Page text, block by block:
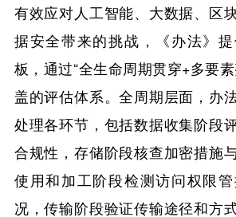
有效应对人工智能、大数据、区
据安全带来的挑战，《办法》
板，通过“全生命周期贯穿+多要
盖的评估体系。全周期层面，办
处理各环节，包括数据收集阶段
合规性，存储阶段核查加密措施
使用和加工阶段检测访问权限
况，传输阶段验证传输途径和方